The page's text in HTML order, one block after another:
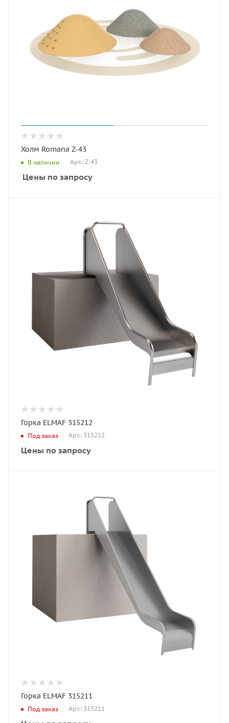
Холм Romana Z-43
В наличии Арт.: Z-43
Цены по запросу
Горка ELMAF 315212
Под заказ Арт.: 315212
Цены по запросу
Горка ELMAF 315211
Под заказ Арт.: 315211